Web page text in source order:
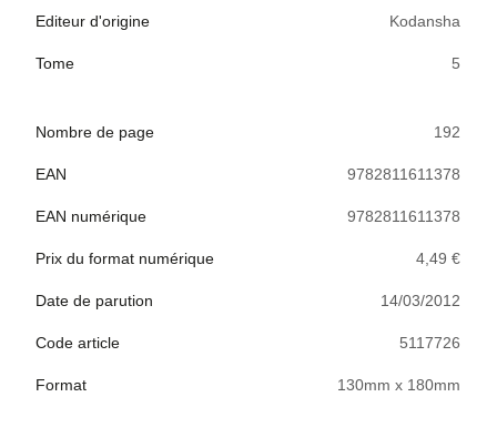
Editeur d'origine Kodansha
Tome 5
Nombre de page 192
EAN 9782811611378
EAN numérique 9782811611378
Prix du format numérique 4,49 €
Date de parution 14/03/2012
Code article 5117726
Format 130mm x 180mm